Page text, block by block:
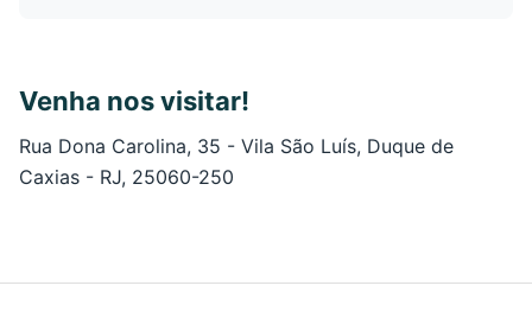
Venha nos visitar!
Rua Dona Carolina, 35 - Vila São Luís, Duque de
Caxias - RJ, 25060-250